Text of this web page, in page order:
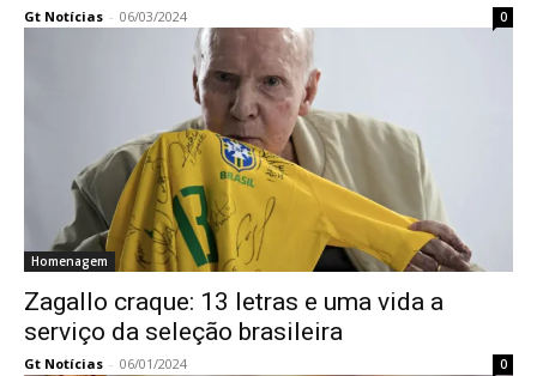
Gt Notícias - 06/03/2024 0
Homenagem
Zagallo craque: 13 letras e uma vida a
serviço da seleção brasileira
Gt Notícias - 06/01/2024 0